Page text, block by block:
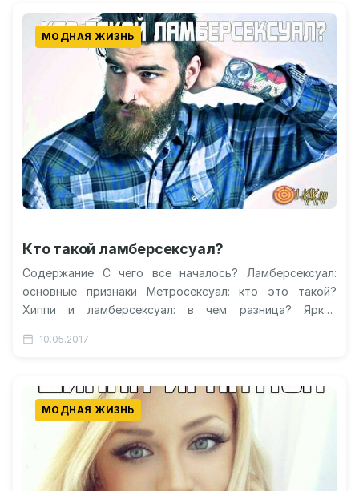
МОДНАЯ ЖИЗНЬ
Кто такой ламберсексуал?
Содержание С чего все началось? Ламберсексуал:
основные признаки Метросексуал: кто это такой?
Хиппи и ламберсексуал: в чем разница? Яркие
10.05.2017
МОДНАЯ ЖИЗНЬ